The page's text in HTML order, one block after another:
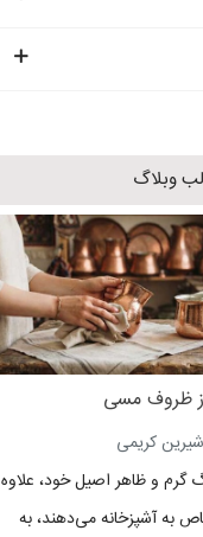
وبلاگ
ظروف مسی
شیرین کریمی
و ظاهر اصیل خود، علاوه
به آشپزخانه می‌دهند، به